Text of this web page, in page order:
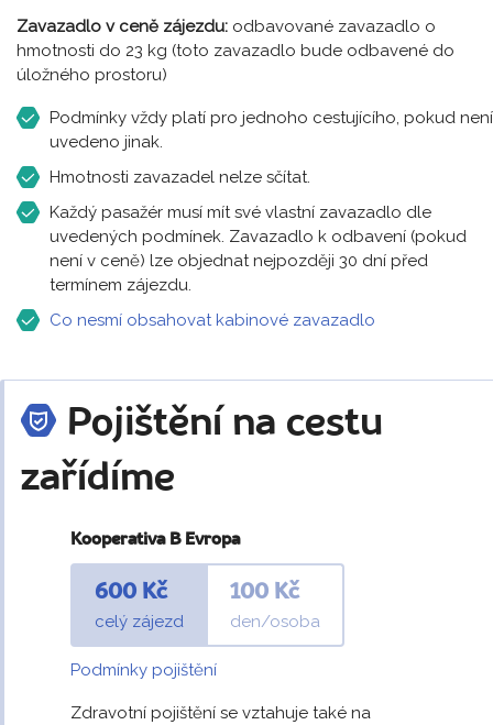
Zavazadlo v ceně zájezdu: odbavované zavazadlo o
hmotnosti do 23 kg (toto zavazadlo bude odbavené do
úložného prostoru)
Podmínky vždy platí pro jednoho cestujícího, pokud není
uvedeno jinak.
Hmotnosti zavazadel nelze sčítat.
Každý pasažér musí mít své vlastní zavazadlo dle
uvedených podmínek. Zavazadlo k odbavení (pokud
není v ceně) lze objednat nejpozději 30 dní před
termínem zájezdu.
Co nesmí obsahovat kabinové zavazadlo
Pojištění na cestu
zařídíme
Kooperativa B Evropa
600 Kč
celý zájezd
100 Kč
den/osoba
Podmínky pojištění
Zdravotní pojištění se vztahuje také na